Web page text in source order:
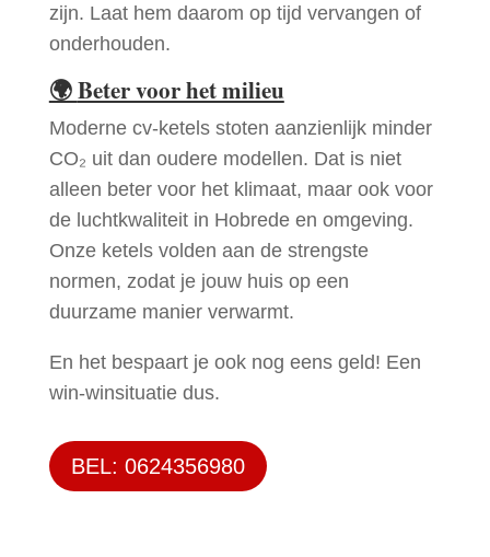
zijn. Laat hem daarom op tijd vervangen of
onderhouden.
🌍Beter voor het milieu
Moderne cv-ketels stoten aanzienlijk minder
CO₂ uit dan oudere modellen. Dat is niet
alleen beter voor het klimaat, maar ook voor
de luchtkwaliteit in Hobrede en omgeving.
Onze ketels volden aan de strengste
normen, zodat je jouw huis op een
duurzame manier verwarmt.
En het bespaart je ook nog eens geld! Een
win-winsituatie dus.
BEL: 0624356980